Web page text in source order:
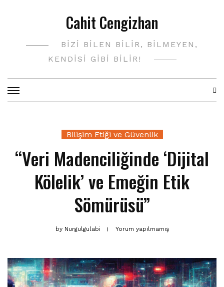
Cahit Cengizhan
BIZI BILEN BILIR, BILMEYEN,
KENDISI GIBI BILIR!
Bilişim Etiği ve Güvenlik
“Veri Madenciliğinde ‘Dijital
Kölelik’ ve Emeğin Etik
Sömürüsü”
byNurgulgulabi Yorum yapılmamış